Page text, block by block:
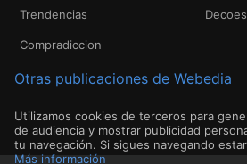
Trendencias
Compradiccion
Otras publicaciones de Webedia
Utilizamos cookies de terceros para
de audiencia y mostrar publicidad
tu navegación. Si sigues navegando
Más información